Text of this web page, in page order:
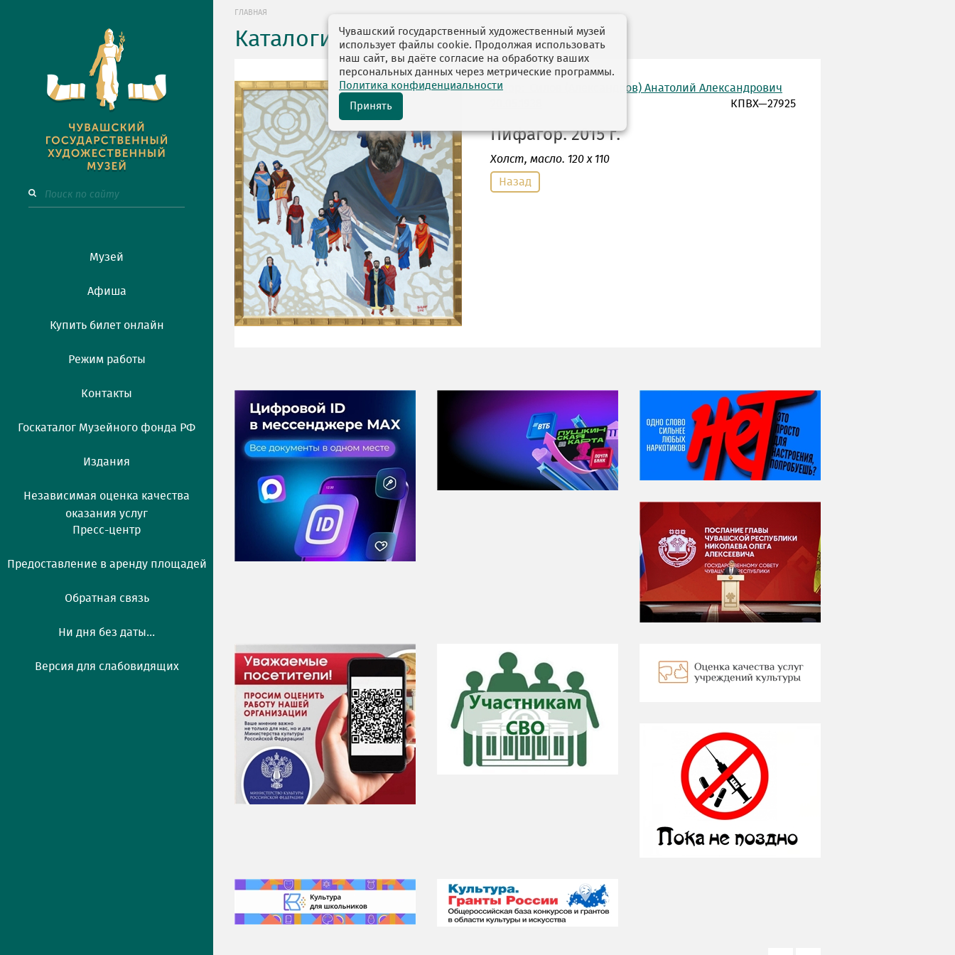
Музей
Афиша
Купить билет онлайн
Режим работы
Контакты
Госкаталог Музейного фонда РФ
Издания
Независимая оценка качества
оказания услуг
Пресс-центр
Предоставление в аренду площадей
Обратная связь
Ни дня без даты...
Версия для слабовидящих
ГЛАВНАЯ
Каталоги выставок
автор: Силов (Александров) Анатолий Александрович
КПВХ—27925
Пифагор. 2015 г.
Холст, масло. 120 х 110
Назад
НИ ДНЯ БЕЗ ДАТЫ...
07 августа
Я встретил вас – и
всё былое...
Чувашский государственный художественный музей
использует файлы cookie. Продолжая использовать
наш сайт, вы даёте согласие на обработку ваших
персональных данных через метрические программы.
Политика конфиденциальности
Принять